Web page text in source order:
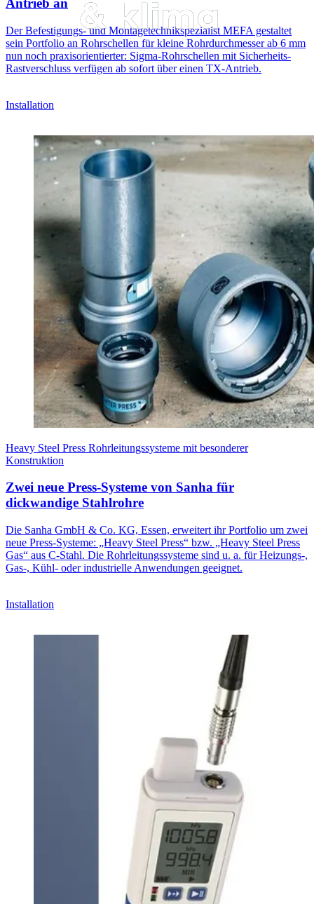
Antrieb an
Der Befestigungs- und Montagetechnikspezialist MEFA gestaltet
sein Portfolio an Rohrschellen für kleine Rohrdurchmesser ab 6 mm
nun noch praxisorientierter: Sigma-Rohrschellen mit Sicherheits-
Rastverschluss verfügen ab sofort über einen TX-Antrieb.
Installation
Heavy Steel Press Rohrleitungssysteme mit besonderer
Konstruktion
Zwei neue Press-Systeme von Sanha für
dickwandige Stahlrohre
Die Sanha GmbH & Co. KG, Essen, erweitert ihr Portfolio um zwei
neue Press-Systeme: „Heavy Steel Press“ bzw. „Heavy Steel Press
Gas“ aus C-Stahl. Die Rohrleitungssysteme sind u. a. für Heizungs-,
Gas-, Kühl- oder industrielle Anwendungen geeignet.
Installation